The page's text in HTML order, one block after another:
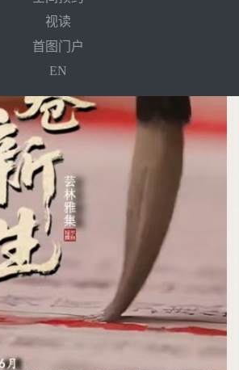
视读
首图门户
EN